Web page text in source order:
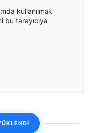
kullanılmak
bu tarayıcıya